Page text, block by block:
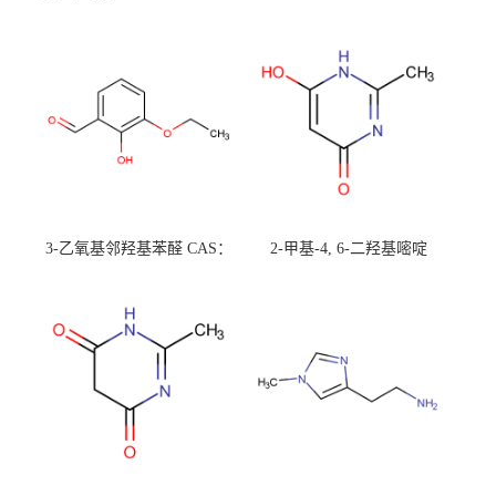
3-乙氧基邻羟基苯醛 CAS：
校可先用后付
2-甲基-4, 6-二羟基嘧啶